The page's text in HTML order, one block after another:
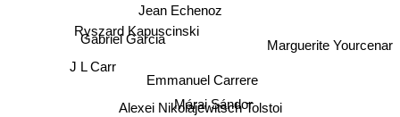
Alexei Nikolajewitsch Tolstoi
Emmanuel Carrere
Márai Sándor
Jean Echenoz
Ryszard Kapuscinski
Gabriel Garcia
J L Carr
Marguerite Yourcenar